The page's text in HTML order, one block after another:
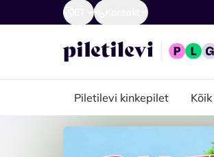
Piletilevi kinkepilet Kõik